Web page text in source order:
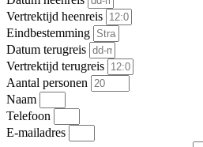
Vertrektijd heenreis
Eindbestemming
Datum terugreis
Vertrektijd terugreis
Aantal personen
Naam
Telefoon
E-mailadres